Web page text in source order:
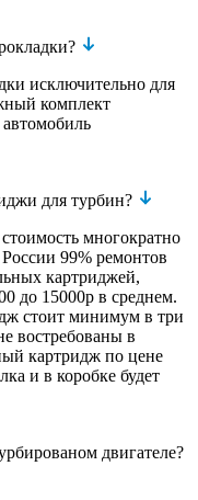
исключительно для
комплект
для турбин?
многократно
99% ремонтов
картриджей,
до 15000р в среднем.
стоит минимум в три
востребованы в
картридж по цене
и в коробке будет
двигателе?